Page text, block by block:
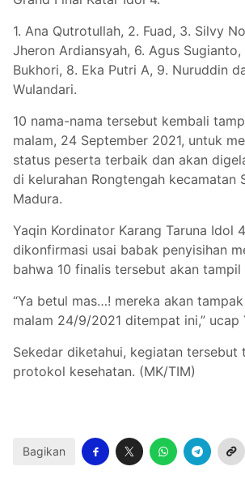
1. Ana Qutrotullah, 2. Fuad, 3. Silvy
Jheron Ardiansyah, 6. Agus Sugianto,
Bukhori, 8. Eka Putri A, 9. Nuruddin
Wulandari.
10 nama-nama tersebut kembali
malam, 24 September 2021, untuk
status peserta terbaik dan akan
di kelurahan Rongtengah kecamatan
Madura.
Yaqin Kordinator Karang Taruna Idol
dikonfirmasi usai babak penyisihan
bahwa 10 finalis tersebut akan
“Ya betul mas…! mereka akan tampak
malam 24/9/2021 ditempat ini,” ucap
Sekedar diketahui, kegiatan tersebut
protokol kesehatan. (MK/TIM)
Bagikan